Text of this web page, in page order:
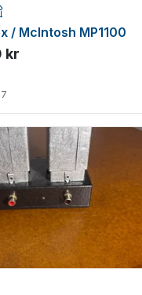
Företagsannons
/ McIntosh MP1100
kr